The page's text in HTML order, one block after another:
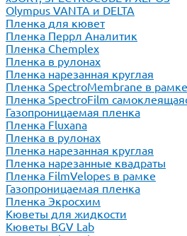
Olympus VANTA и DELTA
Пленка для кювет
Пленка Перрл Аналитик
Пленка Chemplex
Пленка в рулонах
Пленка нарезанная круглая
Пленка SpectroMembrane в рамке
Пленка SpectroFilm
Газопроницаемая пленка
Пленка Fluxana
Пленка в рулонах
Пленка нарезанная круглая
Пленка нарезанные квадраты
Пленка FilmVelopes в рамке
Газопроницаемая пленка
Пленка Экросхим
Кюветы для жидкости
Кюветы BGV Lab